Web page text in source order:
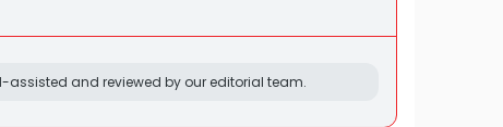
assisted and reviewed by our editorial team.